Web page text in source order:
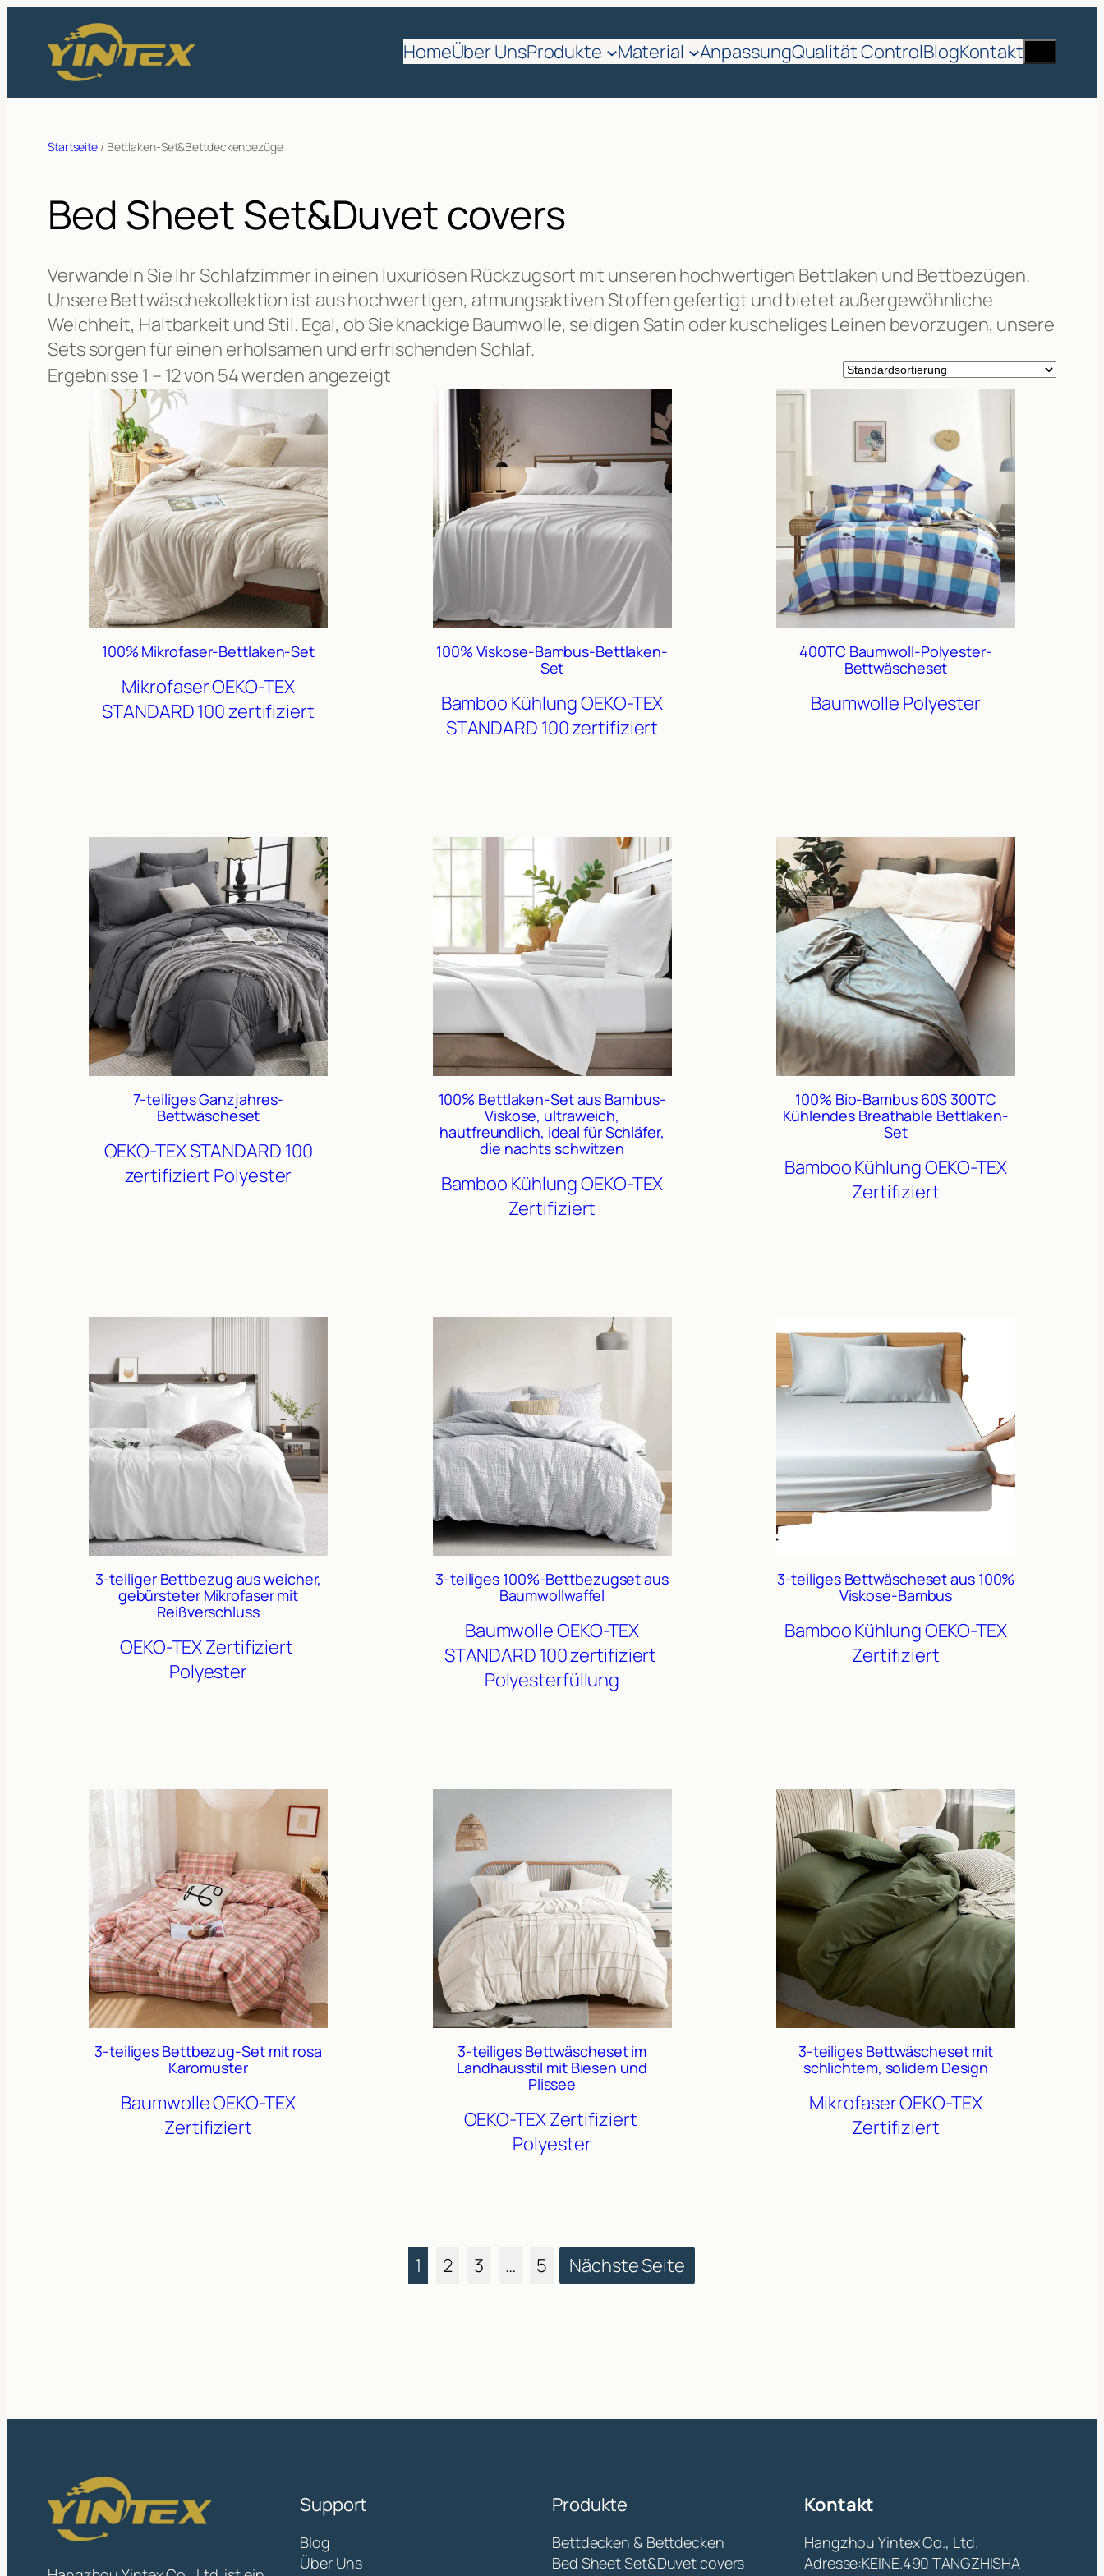
Inhalt
springen
HomeÜber UnsProdukte Material AnpassungQualität ControlBlogKontakt
Startseite / Bettlaken-Set&Bettdeckenbezüge
Bed Sheet Set&Duvet covers
Verwandeln Sie Ihr Schlafzimmer in einen luxuriösen Rückzugsort mit unseren hochwertigen Bettlaken und Bettbezügen.
Unsere Bettwäschekollektion ist aus hochwertigen, atmungsaktiven Stoffen gefertigt und bietet außergewöhnliche
Weichheit, Haltbarkeit und Stil. Egal, ob Sie knackige Baumwolle, seidigen Satin oder kuscheliges Leinen bevorzugen, unsere
Sets sorgen für einen erholsamen und erfrischenden Schlaf.
Ergebnisse 1 – 12 von 54 werden angezeigt
100% Mikrofaser-Bettlaken-Set
MikrofaserOEKO-TEX
STANDARD 100 zertifiziert
100% Viskose-Bambus-Bettlaken-
Set
Bamboo KühlungOEKO-TEX
STANDARD 100 zertifiziert
400TC Baumwoll-Polyester-
Bettwäscheset
Baumwolle Polyester
7-teiliges Ganzjahres-
Bettwäscheset
OEKO-TEX STANDARD 100
zertifiziert Polyester
100% Bettlaken-Set aus Bambus-
Viskose, ultraweich,
hautfreundlich, ideal für Schläfer,
die nachts schwitzen
Bamboo KühlungOEKO-TEX
Zertifiziert
100% Bio-Bambus 60S 300TC
Kühlendes Breathable Bettlaken-
Set
BambooKühlungOEKO-TEX
Zertifiziert
3-teiliger Bettbezug aus weicher,
gebürsteter Mikrofaser mit
Reißverschluss
OEKO-TEX Zertifiziert
Polyester
3-teiliges 100%-Bettbezugset aus
Baumwollwaffel
BaumwolleOEKO-TEX
STANDARD 100 zertifiziert
Polyesterfüllung
3-teiliges Bettwäscheset aus 100%
Viskose-Bambus
BambooKühlungOEKO-TEX
Zertifiziert
3-teiliges Bettbezug-Set mit rosa
Karomuster
BaumwolleOEKO-TEX
Zertifiziert
3-teiliges Bettwäscheset im
Landhausstil mit Biesen und
Plissee
OEKO-TEX Zertifiziert
Polyester
3-teiliges Bettwäscheset mit
schlichtem, solidem Design
MikrofaserOEKO-TEX
Zertifiziert
1 2 3 … 5 Nächste Seite
Support
Blog
Über Uns
Produkte
Bettdecken & Bettdecken
Bed Sheet Set&Duvet covers
Kontakt
Hangzhou Yintex Co., Ltd.
Adresse:KEINE.490 TANGZHISHA